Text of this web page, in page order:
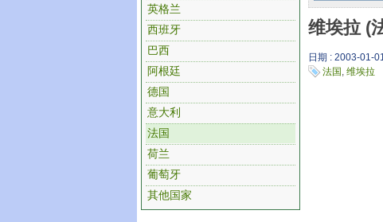
英格兰
西班牙
巴西
阿根廷
德国
意大利
法国
荷兰
葡萄牙
其他国家
维埃拉 (
日期 : 2003-01-
法国 , 维埃拉